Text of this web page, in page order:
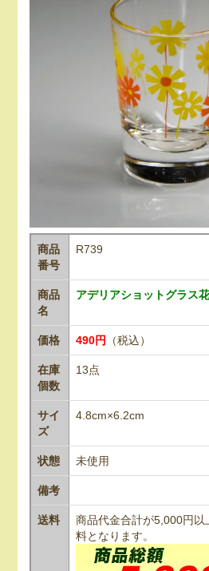
商品
番号
R739
商品
名
アデリアショットグラス
価格 490円 （税込）
在庫
個数
13点
サイ
ズ
4.8cm×6.2cm
状態 未使用
備考
送料
商品代金合計が5,000円
料となります。